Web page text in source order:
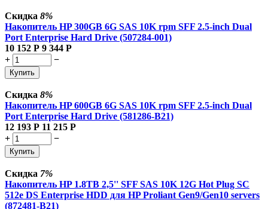
Скидка 8%
Накопитель HP 300GB 6G SAS 10K rpm SFF 2.5-inch Dual
Port Enterprise Hard Drive (507284-001)
10 152 Р 9 344 Р
+
−
Купить
Скидка 8%
Накопитель HP 600GB 6G SAS 10K rpm SFF 2.5-inch Dual
Port Enterprise Hard Drive (581286-B21)
12 193 Р 11 215 Р
+
−
Купить
Скидка 7%
Накопитель HP 1.8TB 2,5'' SFF SAS 10K 12G Hot Plug SC
512e DS Enterprise HDD для HP Proliant Gen9/Gen10 servers
(872481-B21)